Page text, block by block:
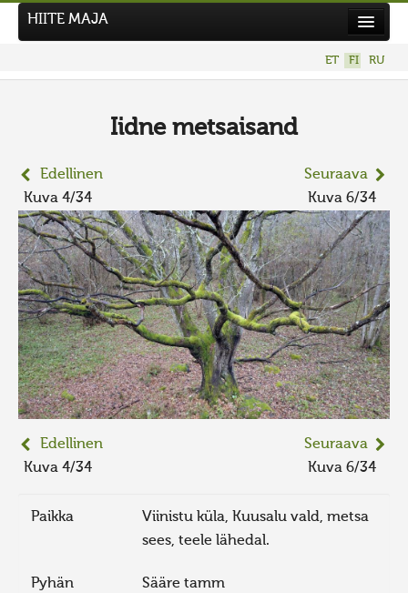
UUSI KUVAKILPAILU
AIEMMAT KILPAILUT
HIITE MAJA
ET FI RU
Iidne metsaisand
Edellinen
Kuva 4/34
Seuraava
Kuva 6/34
Edellinen
Kuva 4/34
Seuraava
Kuva 6/34
Paikka
Viinistu küla, Kuusalu vald, metsa
sees, teele lähedal.
Pyhän
Sääre tamm